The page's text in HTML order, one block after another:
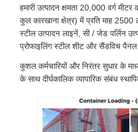
हमारी उत्पादन क्षमता 20,000 वर्ग मीटर
कुल कारखाना क्षेत्र) में प्रति माह 2500
स्टील उत्पादन लाइनें, सी / जेड पर्लिन
प्रोफाइलिंग स्टील शीट और सैंडविच पैनल
कुशल कर्मचारियों और निरंतर सुधार के
के साथ दीर्घकालिक व्यापारिक संबंध